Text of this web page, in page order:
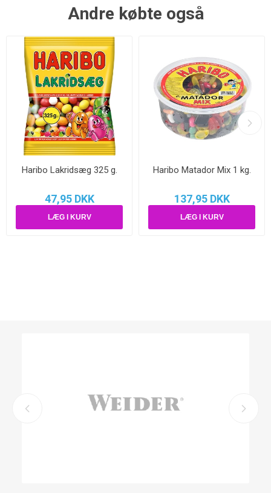
Andre købte også
Haribo Lakridsæg 325 g.
47,95 DKK
Haribo Matador Mix 1 kg.
137,95 DKK